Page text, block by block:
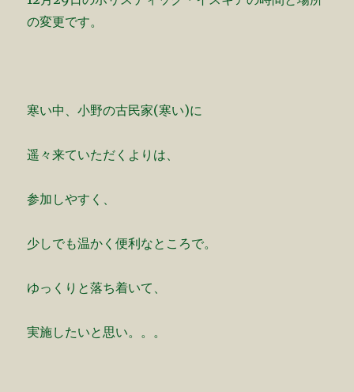
の変更です。
寒い中、小野の古民家(寒い)に
遥々来ていただくよりは、
参加しやすく、
少しでも温かく便利なところで。
ゆっくりと落ち着いて、
実施したいと思い。。。